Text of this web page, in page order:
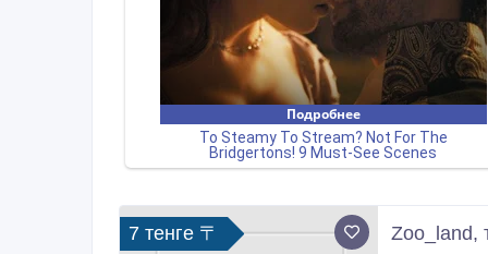
7 тенге 〒 Zoo_land,